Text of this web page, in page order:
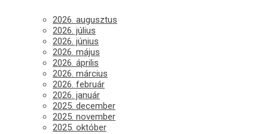
2026. augusztus
2026. július
2026. június
2026. május
2026. április
2026. március
2026. február
2026. január
2025. december
2025. november
2025. október